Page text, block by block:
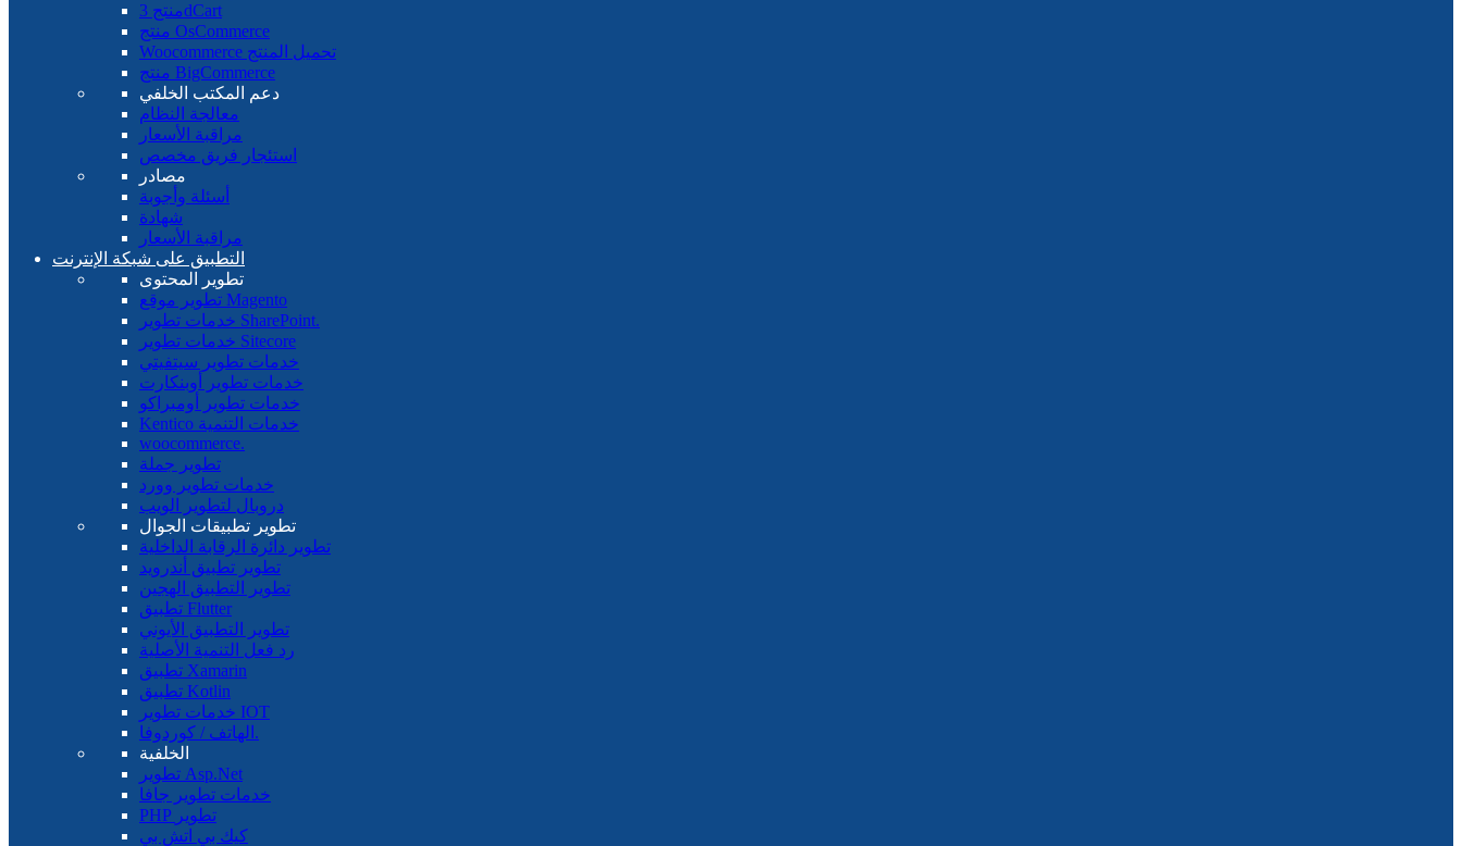
منتج 3dCart
منتج OsCommerce
Woocommerce تحميل المنتج
منتج BigCommerce
دعم المكتب الخلفي
معالجة النظام
مراقبة الأسعار
استئجار فريق مخصص
مصادر
أسئلة وأجوبة
شهادة
مراقبة الأسعار
التطبيق على شبكة الإنترنت
تطوير المحتوى
تطوير موقع Magento
خدمات تطوير SharePoint.
خدمات تطوير Sitecore
خدمات تطوير سيتفيتي
خدمات تطوير أوبنكارت
خدمات تطوير أومبراكو
Kentico خدمات التنمية
woocommerce.
تطوير جملة
خدمات تطوير وورد
دروبال لتطوير الويب
تطوير تطبيقات الجوال
تطوير دائرة الرقابة الداخلية
تطوير تطبيق أندرويد
تطوير التطبيق الهجين
تطبيق Flutter
تطوير التطبيق الأيوني
رد فعل التنمية الأصلية
تطبيق Xamarin
تطبيق Kotlin
خدمات تطوير IOT
الهاتف / كوردوفا.
الخلفية
تطوير Asp.Net
خدمات تطوير جافا
PHP تطوير
كيك بي اتش بي